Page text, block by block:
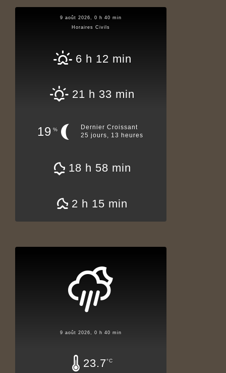
9 août 2026, 0 h 40 min
Horaires Civils
6 h 12 min
21 h 33 min
19 %
Dernier Croissant
25 jours, 13 heures
18 h 58 min
2 h 15 min
9 août 2026, 0 h 40 min
23.7°C